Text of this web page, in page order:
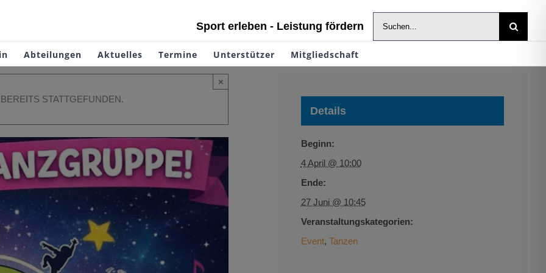
Sport erleben - Leistung fördern
Suche
nach:
Abteilungen Aktuelles Termine Unterstützer Mitgliedschaft
STATTGEFUNDEN.
×
Details
Beginn:
4 April @ 10:00
Ende:
27 Juni @ 10:45
Veranstaltungskategorien:
Event, Tanzen